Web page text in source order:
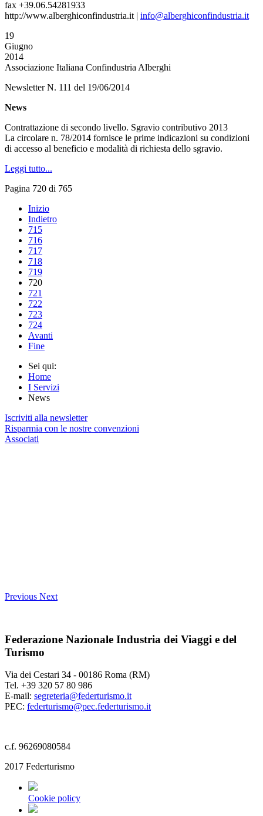
fax +39.06.54281933
http://www.alberghiconfindustria.it | info@alberghiconfindustria.it
19
Giugno
2014
Associazione Italiana Confindustria Alberghi
Newsletter N. 111 del 19/06/2014
News
Contrattazione di secondo livello. Sgravio contributivo 2013
La circolare n. 78/2014 fornisce le prime indicazioni su condizioni
di accesso al beneficio e modalità di richiesta dello sgravio.
Leggi tutto...
Pagina 720 di 765
Inizio
Indietro
715
716
717
718
719
720
721
722
723
724
Avanti
Fine
Sei qui:
Home
I Servizi
News
Iscriviti alla newsletter
Risparmia con le nostre convenzioni
Associati
Previous Next
Federazione Nazionale Industria dei Viaggi e del
Turismo
Via dei Cestari 34 - 00186 Roma (RM)
Tel. +39 320 57 80 986
E-mail: segreteria@federturismo.it
PEC: federturismo@pec.federturismo.it
c.f. 96269080584
2017 Federturismo
Cookie policy